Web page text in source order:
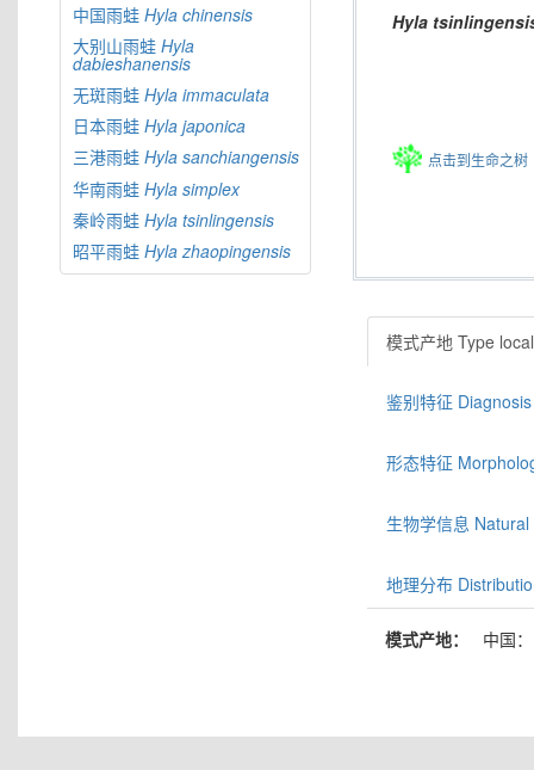
中国雨蛙 Hyla chinensis
大别山雨蛙 Hyla
dabieshanensis
无斑雨蛙 Hyla immaculata
日本雨蛙 Hyla japonica
三港雨蛙 Hyla sanchiangensis
华南雨蛙 Hyla simplex
秦岭雨蛙 Hyla tsinlingensis
昭平雨蛙 Hyla zhaopingensis
Hyla
点击到生命之树
模式产地 Type
鉴别特征 Diagnosis
形态特征
生物学信息
地理分布
模式产地： 中国